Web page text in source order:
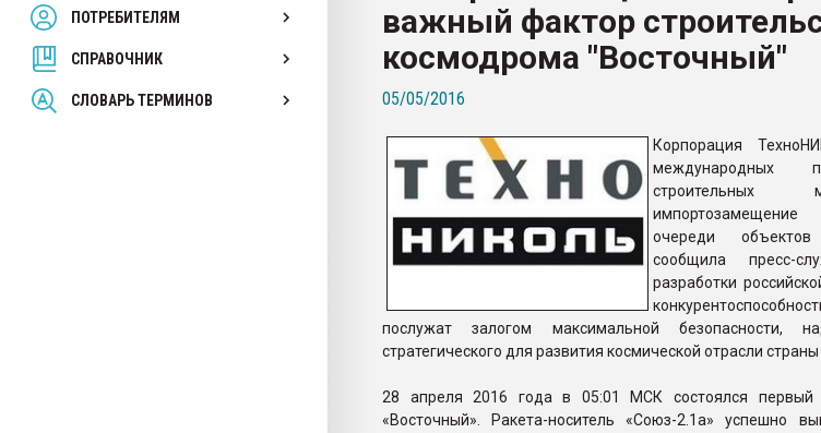
ПОТРЕБИТЕЛЯМ
СПРАВОЧНИК
СЛОВАРЬ ТЕРМИНОВ
Armaloy PC/ABS-1IM черный цвет
ПЕРЕЙТИ НА ФОРУМ
важный фактор
космодрома "Восточный"
05/05/2016
Корпорация
международных
строительных
импортозамещение
очереди
сообщила пресс-
разработки
послужат залогом максимальной безопасности,
стратегического для развития космической отрасли
28 апреля 2016 года в 05:01 МСК состоялся первый
«Восточный». Ракета-носитель «Союз-2.1а» успешно